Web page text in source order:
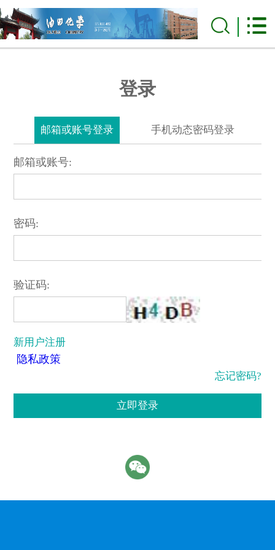
登录
邮箱或账号登录 手机动态密码登录
邮箱或账号:
密码:
验证码:
新用户注册
隐私政策
忘记密码?
立即登录